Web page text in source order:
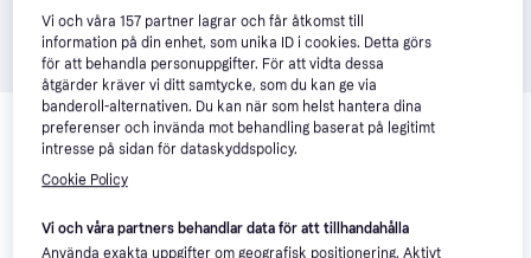
Relaterade produkter
Vi har plockat fram ett urval av produkter som kanske skulle
intressera dig.
Vi och våra157 partner lagrar och får åtkomst till
information på din enhet, som unika ID i cookies. Detta görs
för att behandla personuppgifter. För att vidta dessa
åtgärder kräver vi ditt samtycke, som du kan ge via
banderoll-alternativen. Du kan när som helst hantera dina
preferenser och invända mot behandling baserat på legitimt
intresse på sidan för dataskyddspolicy.
Cookie Policy
Vi och våra partners behandlar data för att tillhandahålla
Använda exakta uppgifter om geografisk positionering. Aktivt